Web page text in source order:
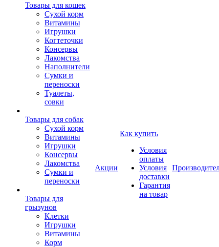
Товары для кошек
Cухой корм
Витамины
Игрушки
Когтеточки
Консервы
Лакомства
Наполнители
Сумки и
переноски
Туалеты,
совки
Товары для собак
Cухой корм
Витамины
Игрушки
Консервы
Лакомства
Сумки и
переноски
Товары для
грызунов
Клетки
Игрушки
Витамины
Корм
Акции
Как купить
Условия
оплаты
Условия
доставки
Гарантия
на товар